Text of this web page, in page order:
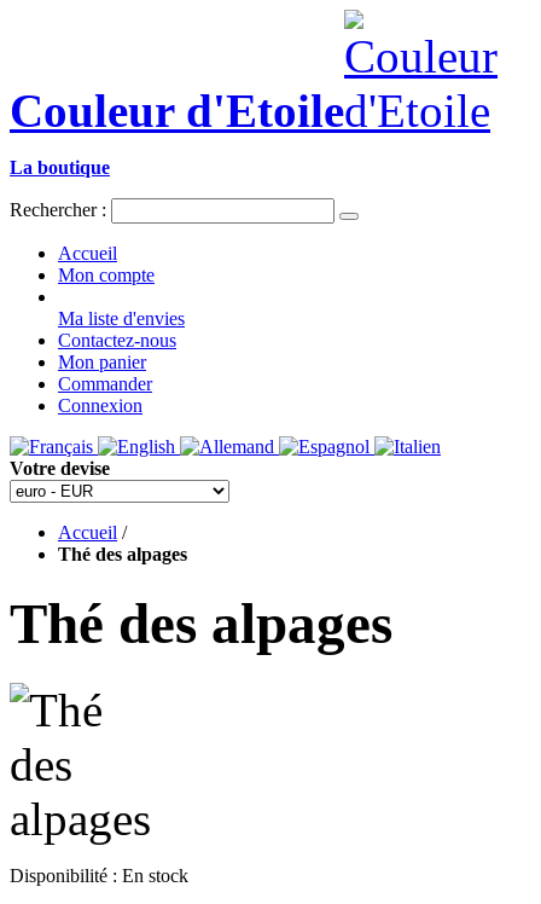
Couleur d'Etoile
La boutique
Rechercher :
Accueil
Mon compte
Ma liste d'envies
Contactez-nous
Mon panier
Commander
Connexion
Votre devise
Accueil /
Thé des alpages
Thé des alpages
Disponibilité : En stock